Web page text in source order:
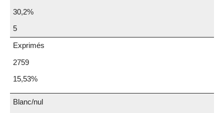
30,2%
5
Exprimés
2759
15,53%
Blanc/nul